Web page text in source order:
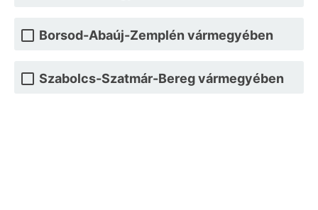
Borsod-Abaúj-Zemplén vármegyében
Szabolcs-Szatmár-Bereg vármegyében